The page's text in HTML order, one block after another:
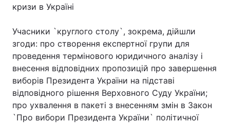
Екологія
Лонгріди
Відео з Youtube Статті
Інтерв'ю
Архів Вакансії
кризи в Україні
Учасники `круглого столу`, зокрема, дійшли
згоди: про створення експертної групи для
проведення термінового юридичного аналізу і
внесення відповідних пропозицій про завершення
виборів Президента України на підставі
відповідного рішення Верховного Суду України;
про ухвалення в пакеті з внесенням змін в Закон
`Про вибори Президента України` політичної